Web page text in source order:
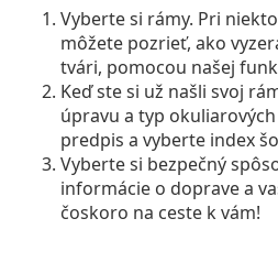
Vyberte si rámy. Pri
môžete pozrieť, ako
tvári, pomocou našej
Keď ste si už našli svoj
úpravu a typ
predpis a vyberte index
Vyberte si bezpečný
informácie o doprave a
čoskoro na ceste k vám!